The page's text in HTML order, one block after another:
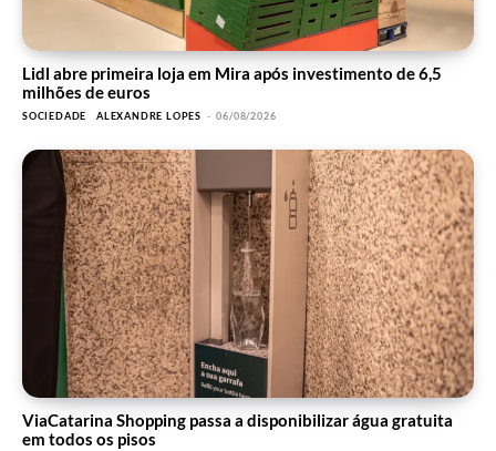
Lidl abre primeira loja em Mira após investimento de 6,5
milhões de euros
SOCIEDADE ALEXANDRE LOPES - 06/08/2026
ViaCatarina Shopping passa a disponibilizar água gratuita
em todos os pisos